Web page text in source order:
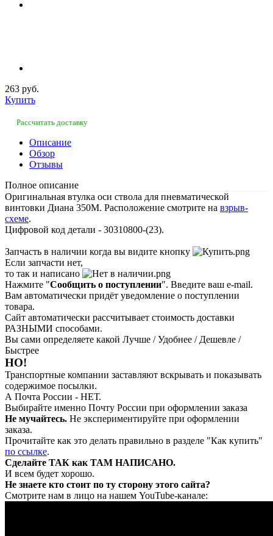
263 руб.
Купить
Рассчитать доставку
Описание
Обзор
Отзывы
Полное описание
Оригинальная втулка оси ствола для пневматической
винтовки Диана 350М. Расположение смотрите на взрыв-
схеме.
Цифровой код детали - 30310800-(23).
Запчасть в наличии когда вы видите кнопку
Если запчасти нет,
то так и написано
Нажмите "Сообщить о поступлении". Введите ваш e-mail.
Вам автоматически придёт уведомление о поступлении
товара.
Сайт автоматически рассчитывает стоимость доставки
РАЗНЫМИ способами.
Вы сами определяете какой Лучше / Удобнее / Дешевле /
Быстрее
НО!
Транспортные компании заставляют вскрывать и показывать
содержимое посылки.
А Почта России - НЕТ.
Выбирайте именно Почту России при оформлении заказа
Не мучайтесь. Не экспериментируйте при оформлении
заказа.
Прочитайте как это делать правильно в разделе "Как купить"
по ссылке.
Сделайте ТАК как ТАМ НАПИСАНО.
И всем будет хорошо.
Не знаете кто стоит по ту сторону этого сайта?
Смотрите нам в лицо на нашем YouTube-канале: